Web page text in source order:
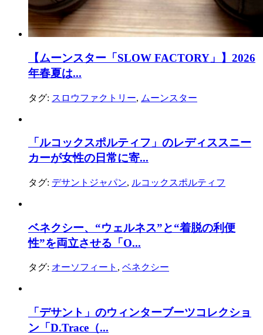
【ムーンスター「SLOW FACTORY」】2026
年春夏は...
タグ: スロウファクトリー, ムーンスター
「ルコックスポルティフ」のレディススニー
カーが女性の日常に寄...
タグ: デサントジャパン, ルコックスポルティフ
ベネクシー、“ウェルネス”と“着脱の利便
性”を両立させる「O...
タグ: オーソフィート , ベネクシー
「デサント」のウィンターブーツコレクショ
ン「D.Trace（...